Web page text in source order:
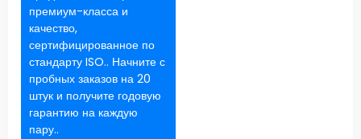
премиум-класса и
качество,
сертифицированное по
стандарту ISO.. Начните с
пробных заказов на 20
штук и получите годовую
гарантию на каждую
пару..